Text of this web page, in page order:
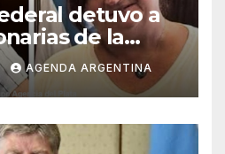
detuvo a
de la
por la
AGENDA ARGENTINA